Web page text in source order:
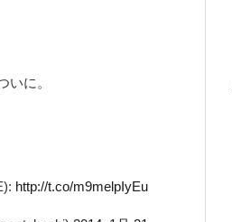
いに。
http://t.co/m9melpIyEu